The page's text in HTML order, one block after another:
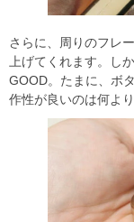
さらに、周りのフレ
上げてくれます。し
GOOD。たまに、ボ
作性が良いのは何よ